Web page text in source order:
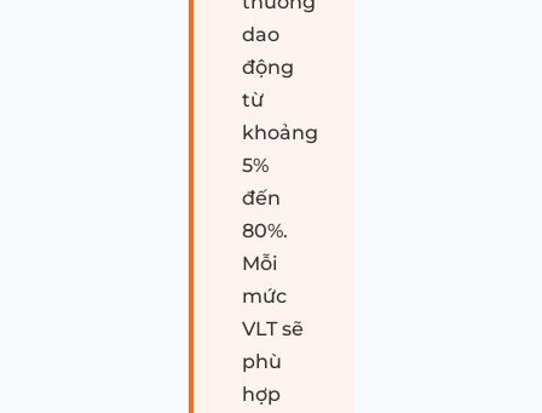
dao
động
từ
khoảng
5%
đến
80%.
Mỗi
mức
VLT sẽ
phù
hợp